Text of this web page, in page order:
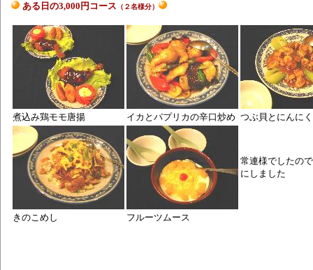
ある日の3,000円コース （２名様分）
煮込み鶏モモ唐揚 イカとパプリカの辛口炒め つぶ貝とにんに
常連様でしたの
にしました
きのこめし フルーツムース